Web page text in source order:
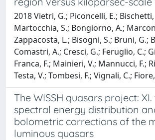
2018 Vietri, G.; Piconcelli, E.;
Martocchia, S.; Bongiorno, A.;
Zappacosta, L.; Bisogni, S.; Bruni, G.;
Comastri, A.; Cresci, G.; Feruglio, C.;
Franca, F.; Mainieri, V.; Mannucci, F.;
Testa, V.; Tombesi, F.; Vignali, C.; Fiore,
The WISSH quasars project:
spectral energy distribution
bolometric corrections of the
luminous quasars